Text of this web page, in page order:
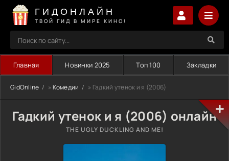
ГИДОНЛАЙН
ТВОЙ ГИД В МИРЕ КИНО!
Главная Новинки 2025 Топ 100 Закладки
GidOnline » Комедии » Гадкий утенок и я (2006)
Гадкий утенок и я (2006) онлайн
THE UGLY DUCKLING AND ME!